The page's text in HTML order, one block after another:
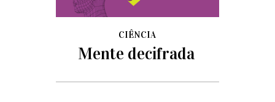
CIÊNCIA
Mente decifrada